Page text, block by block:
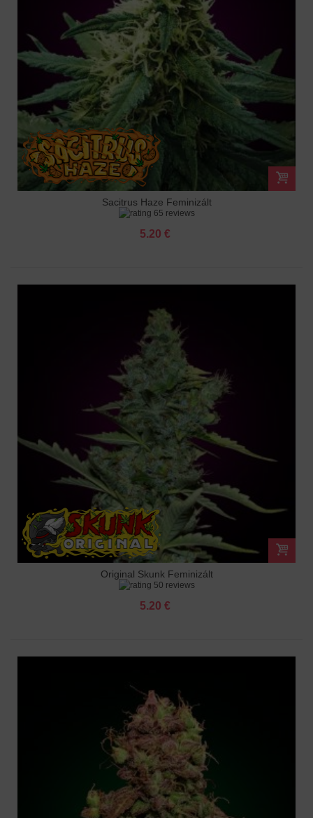
Sacitrus Haze Feminizált
65 reviews
5.20 €
Original Skunk Feminizált
50 reviews
5.20 €